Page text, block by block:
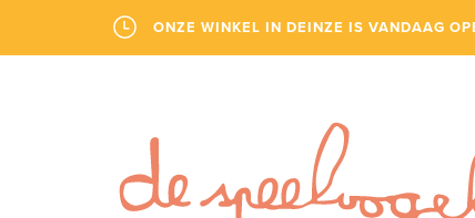
ONZE WINKEL IN DEINZE IS VANDAAG